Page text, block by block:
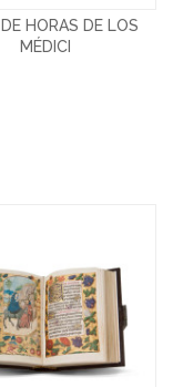
HORAS DE LOS
MÉDICI